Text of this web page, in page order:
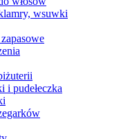
wsuwki
i pudełeczka